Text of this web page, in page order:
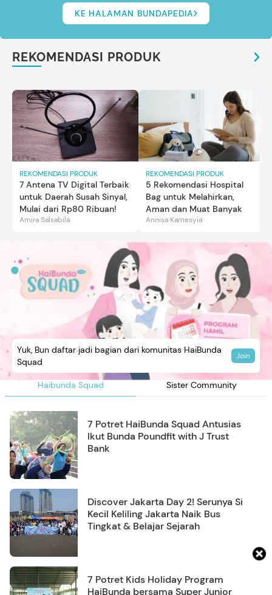
KE HALAMAN BUNDAPEDIA
REKOMENDASI PRODUK
REKOMENDASI PRODUK
7 Antena TV Digital Terbaik
untuk Daerah Susah Sinyal,
Mulai dari Rp80 Ribuan!
Amira Salsabila
REKOMENDASI PRODUK
5 Rekomendasi Hospital
Bag untuk Melahirkan,
Aman dan Muat Banyak
Annisa Karnesyia
Haibunda Squad Sister Community
Yuk, Bun daftar jadi bagian dari komunitas HaiBunda
Squad
Join
7 Potret HaiBunda Squad Antusias
Ikut Bunda Poundfit with J Trust
Bank
Discover Jakarta Day 2! Serunya Si
Kecil Keliling Jakarta Naik Bus
Tingkat & Belajar Sejarah
7 Potret Kids Holiday Program
HaiBunda bersama Super Junior